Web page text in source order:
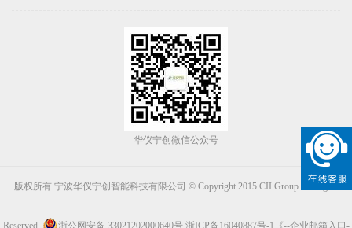
华仪宁创微信公众号
版权所有 宁波华仪宁创智能科技有限公司 © Copyright 2015 CII Group All Rights
Reserved. 浙公网安备 33021202000640号 浙ICP备16040887号-1 《--企业邮箱入口-